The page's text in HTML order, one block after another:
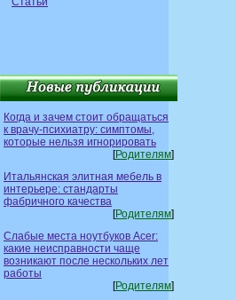
Когда и зачем стоит обращаться
к врачу-психиатру: симптомы,
которые нельзя игнорировать
[Родителям]
Итальянская элитная мебель в
интерьере: стандарты
фабричного качества
[Родителям]
Слабые места ноутбуков Acer:
какие неисправности чаще
возникают после нескольких лет
работы
[Родителям]